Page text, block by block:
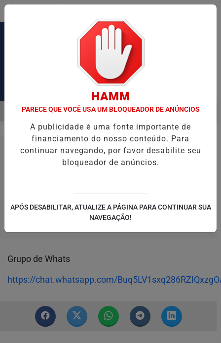
Pesquisar Notícia
CONGESTIONAMENTO DE MAIS DE 2 MIL KM OPERAÇÃO DA
EM ALTA
MENU
Grupo de Whats
https://chat.whatsapp.com/
HAMM
PARECE QUE VOCÊ USA UM BLOQUEADOR DE ANÚNCIOS
A publicidade é uma fonte importante de
financiamento do nosso conteúdo. Para
continuar navegando, por favor desabilite seu
bloqueador de anúncios.
APÓS DESABILITAR, ATUALIZE A PÁGINA PARA CONTINUAR SUA
NAVEGAÇÃO!